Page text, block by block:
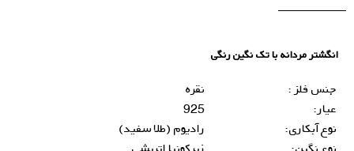
انگشتر مردانه با تک نگین رنگی
جنس فلز :
نقره
عیار:
925
نوع آبکاری:
رادیوم (طلا سفید)